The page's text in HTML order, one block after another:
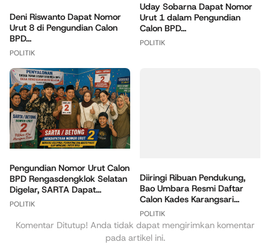
Deni Riswanto Dapat Nomor
Urut 8 di Pengundian Calon
BPD...
POLITIK
Uday Sobarna Dapat Nomor
Urut 1 dalam Pengundian
Calon BPD...
POLITIK
Pengundian Nomor Urut Calon
BPD Rengasdengklok Selatan
Digelar, SARTA Dapat...
POLITIK
Diiringi Ribuan Pendukung,
Bao Umbara Resmi Daftar
Calon Kades Karangsari...
POLITIK
Komentar Ditutup! Anda tidak dapat mengirimkan komentar
pada artikel ini.